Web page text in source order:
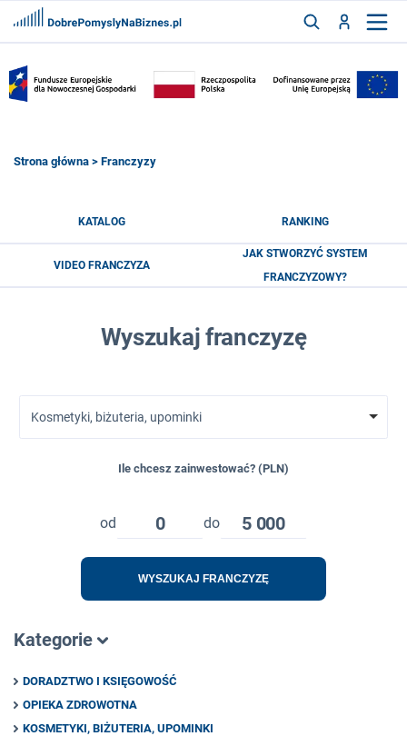
FRANCZYZY
Strona główna > Franczyzy
KATALOG RANKING
VIDEO FRANCZYZA
JAK STWORZYĆ SYSTEM
FRANCZYZOWY?
Wyszukaj franczyzę
Kosmetyki, biżuteria, upominki
Ile chcesz zainwestować? (PLN)
od 0 do 5 000
WYSZUKAJ FRANCZYZĘ
Kategorie
DORADZTWO I KSIĘGOWOŚĆ
OPIEKA ZDROWOTNA
KOSMETYKI, BIŻUTERIA, UPOMINKI